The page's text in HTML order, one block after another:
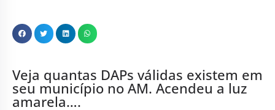
Veja quantas DAPs válidas existem em
seu município no AM. Acendeu a luz
amarela….